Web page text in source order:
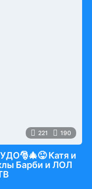
221 190
Катя и
Барби и ЛОЛ